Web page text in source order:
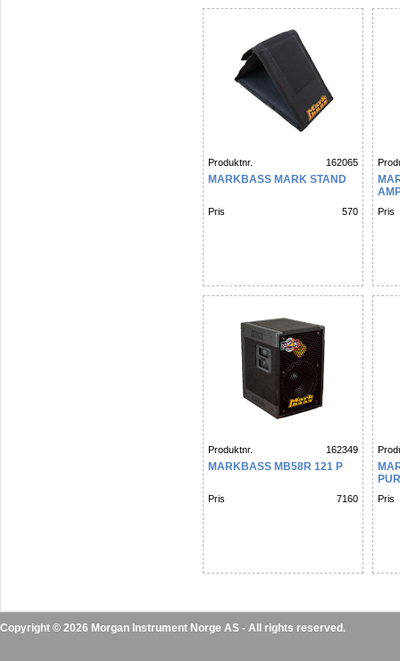
Produktnr. 162065
MARKBASS MARK STAND
Pris 570 Pris
Produktnr. 162349
MARKBASS MB58R 121 P
Pris 7160 Pris
Copyright © 2026 Morgan Instrument Norge AS - All rights reserved.